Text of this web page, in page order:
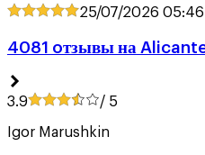
25/07/2026 05:46
4081 oтзывы на
3.9 / 5
Igor Marushkin